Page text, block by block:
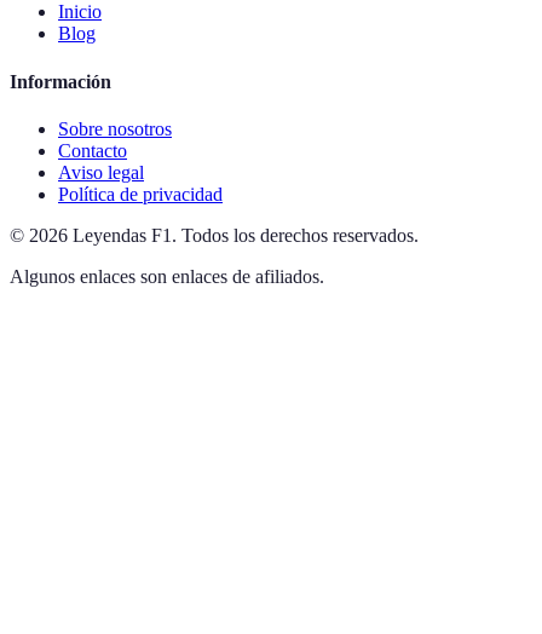
Inicio
Blog
Información
Sobre nosotros
Contacto
Aviso legal
Política de privacidad
© 2026 Leyendas F1 . Todos los derechos reservados.
Algunos enlaces son enlaces de afiliados.